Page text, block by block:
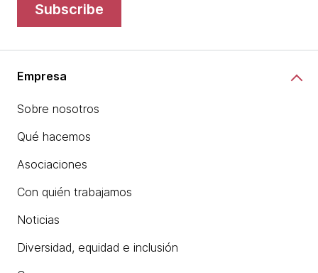
subscribe
Empresa
Sobre nosotros
Qué hacemos
Asociaciones
Con quién trabajamos
Noticias
Diversidad, equidad e inclusión